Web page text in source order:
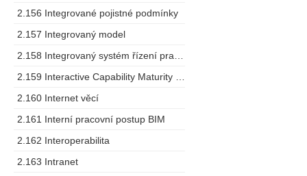
2.156 Integrované pojistné podmínky
2.157 Integrovaný model
2.160 Internet věcí
2.161 Interní pracovní postup BIM
2.162 Interoperabilita
2.163 Intranet